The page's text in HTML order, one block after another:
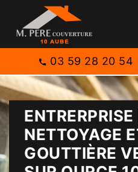
03 59 28 20 54
ENTRERPRISE
NETTOYAGE
GOUTTIÈRE